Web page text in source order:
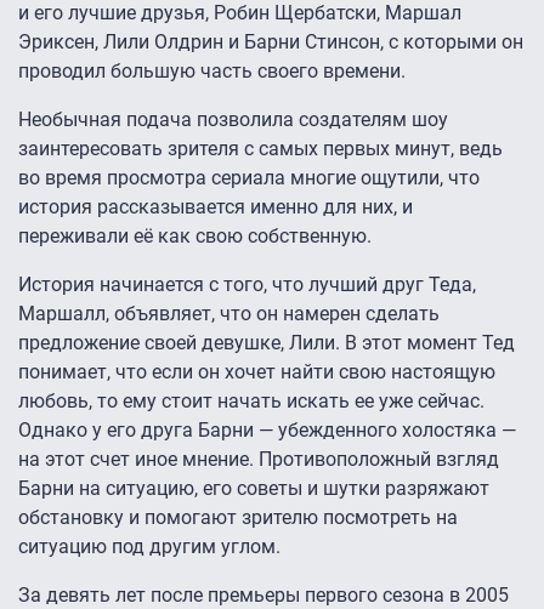
и его лучшие друзья, Робин Щербатски, Маршал
Эриксен, Лили Олдрин и Барни Стинсон, с которыми он
проводил большую часть своего времени.
Необычная подача позволила создателям шоу
заинтересовать зрителя с самых первых минут, ведь
во время просмотра сериала многие ощутили, что
история рассказывается именно для них, и
переживали её как свою собственную.
История начинается с того, что лучший друг Теда,
Маршалл, объявляет, что он намерен сделать
предложение своей девушке, Лили. В этот момент Тед
понимает, что если он хочет найти свою настоящую
любовь, то ему стоит начать искать ее уже сейчас.
Однако у его друга Барни — убежденного холостяка —
на этот счет иное мнение. Противоположный взгляд
Барни на ситуацию, его советы и шутки разряжают
обстановку и помогают зрителю посмотреть на
ситуацию под другим углом.
За девять лет после премьеры первого сезона в 2005